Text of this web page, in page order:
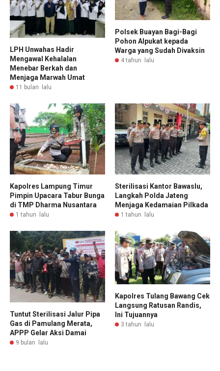
LPH Unwahas Hadir
Mengawal Kehalalan
Menebar Berkah dan
Menjaga Marwah Umat
11 bulan lalu
Polsek Buayan Bagi-Bagi
Pohon Alpukat kepada
Warga yang Sudah Divaksin
4 tahun lalu
Kapolres Lampung Timur
Pimpin Upacara Tabur Bunga
di TMP Dharma Nusantara
1 tahun lalu
Sterilisasi Kantor Bawaslu,
Langkah Polda Jateng
Menjaga Kedamaian Pilkada
1 tahun lalu
Tuntut Sterilisasi Jalur Pipa
Gas di Pamulang Merata,
APPP Gelar Aksi Damai
9 bulan lalu
Kapolres Tulang Bawang Cek
Langsung Ratusan Randis,
Ini Tujuannya
3 tahun lalu